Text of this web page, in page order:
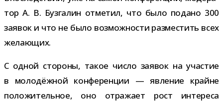
тор А. В. Бузгалин отме­тил, что было подано 300
заявок и что не было воз­мож­но­сти раз­ме­стить всех
желающих.
С одной сто­роны, такое число заявок на уча­стие
в моло­дёж­ной кон­фе­рен­ции — явле­ние крайне
поло­жи­тель­ное, оно отра­жает рост инте­реса